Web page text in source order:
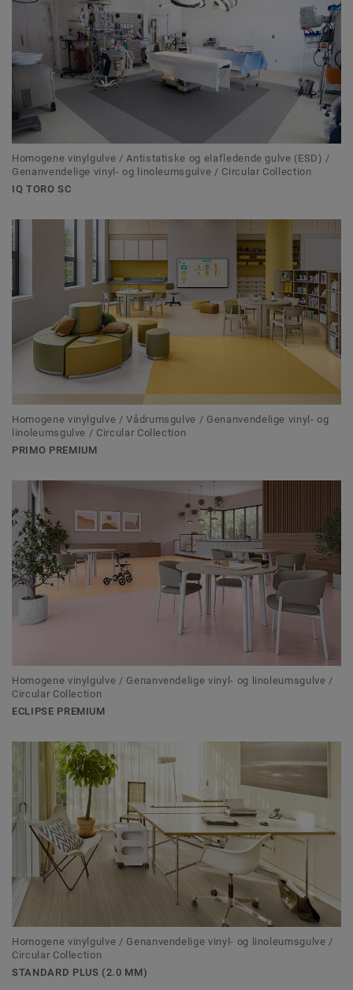
Homogene vinylgulve / Antistatiske og elafledende gulve (ESD) /
Genanvendelige vinyl- og linoleumsgulve / Circular Collection
IQ TORO SC
Homogene vinylgulve / Vådrumsgulve / Genanvendelige vinyl- og
linoleumsgulve / Circular Collection
PRIMO PREMIUM
Homogene vinylgulve / Genanvendelige vinyl- og linoleumsgulve /
Circular Collection
ECLIPSE PREMIUM
Homogene vinylgulve / Genanvendelige vinyl- og linoleumsgulve /
Circular Collection
STANDARD PLUS (2.0 MM)